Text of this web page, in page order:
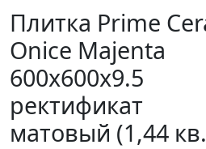
Плитка Prime
Onice Majenta
600x600x9.5
ректификат
матовый (1,44